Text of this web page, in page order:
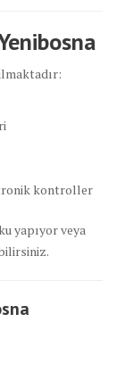
kontroller
yapıyor veya